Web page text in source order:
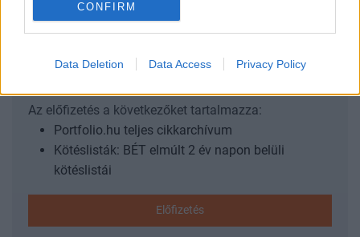
CONFIRM
Data Deletion Data Access Privacy Policy
KEDVES OLVASÓNK!
tartozik, melynek olvasása előfizetéses
Az előfizetés a következőket tartalmazza:
Portfolio.hu teljes cikkarchívum
Kötéslisták: BÉT elmúlt 2 év napon belüli
kötéslistái
Előfizetés